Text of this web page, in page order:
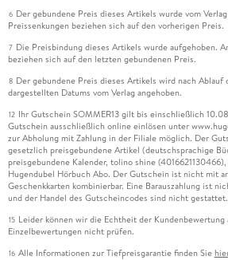
6 Der gebundene Preis dieses Artikels wurde vom
Preissenkungen beziehen sich auf den vorherigen Preis.
7 Die Preisbindung dieses Artikels wurde aufgehoben.
beziehen sich auf den letzten gebundenen Preis.
8 Der gebundene Preis dieses Artikels wird nach
dargestellten Datums vom Verlag angehoben.
12 Ihr Gutschein SOMMER13 gilt bis einschließlich
Gutschein ausschließlich online einlösen unter
zur Abholung mit Zahlung in der Filiale möglich. Der
gesetzlich preisgebundene Artikel (deutschsprachige
preisgebundene Kalender, tolino shine
Hugendubel Hörbuch Abo. Der Gutschein ist nicht mit
Geschenkkarten kombinierbar. Eine Barauszahlung ist
und der Handel des Gutscheincodes sind nicht gestattet.
15 Leider können wir die Echtheit der Kundenbewertung
Einzelbewertungen nicht prüfen.
16 Alle Informationen zur Tiefpreisgarantie finden Sie